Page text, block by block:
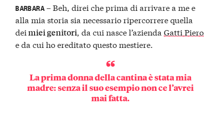
BARBARA– Beh, direi che prima di arrivare a me e
alla mia storia sia necessario ripercorrere quella
deimiei genitori, da cui nasce l’aziendaGatti Piero
e da cui ho ereditato questo mestiere.
La prima donna della cantina è stata mia
madre: senza il suo esempio non ce l’avrei
mai fatta.